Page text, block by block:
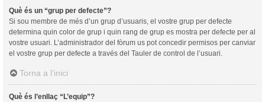
Què és un “grup per defecte”?
Si sou membre de més d’un grup d’usuaris, el vostre grup per defecte
determina quin color de grup i quin rang de grup es mostra per defecte per al
vostre usuari. L’administrador del fòrum us pot concedir permisos per canviar
el vostre grup per defecte a través del Tauler de control de l’usuari.
Torna a l’inici
Què és l’enllaç “L’equip”?